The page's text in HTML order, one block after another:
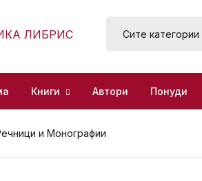
Книги Автори Понуди
и Монографии